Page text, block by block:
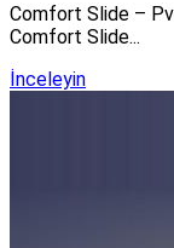
Comfort Slide –
Comfort Slide...
İnceleyin